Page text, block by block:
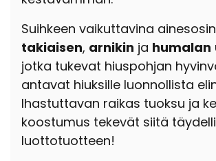
Suihkeen vaikuttavina
takiaisen, arnikin ja humalan
jotka tukevat hiuspohjan
antavat hiuksille luonnollista
Ihastuttavan raikas tuoksu ja
koostumus tekevät siitä
luottotuotteen!